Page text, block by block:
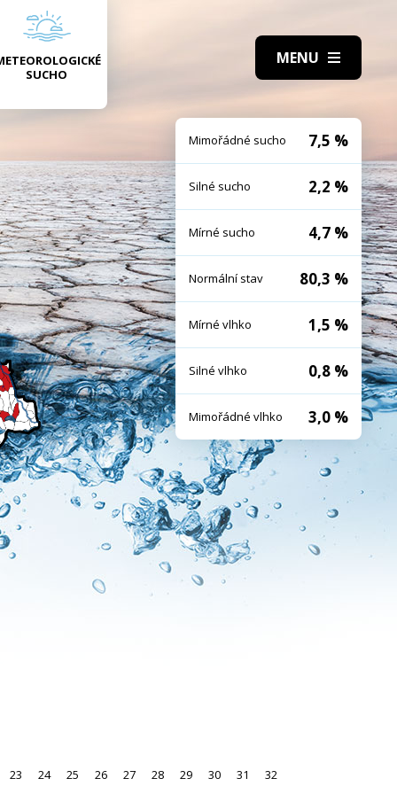
SUCHO
23 24 25 26 27 28 29 30 31
32
Mimořádné sucho 7,5 %
Silné sucho 2,2 %
Mírné sucho 4,7 %
Normální stav 80,3 %
Mírné vlhko 1,5 %
Silné vlhko 0,8 %
Mimořádné vlhko 3,0 %